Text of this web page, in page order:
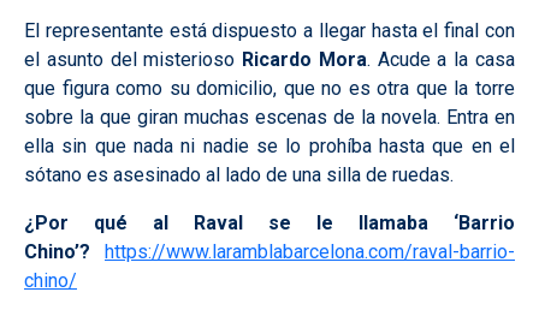
El representante está dispuesto a llegar hasta el final con
el asunto del misterioso Ricardo Mora. Acude a la casa
que figura como su domicilio, que no es otra que la torre
sobre la que giran muchas escenas de la novela. Entra en
ella sin que nada ni nadie se lo prohíba hasta que en el
sótano es asesinado al lado de una silla de ruedas.
¿Por qué al Raval se le llamaba ‘Barrio
Chino’?
https://www.laramblabarcelona.com/raval-barrio-
chino/